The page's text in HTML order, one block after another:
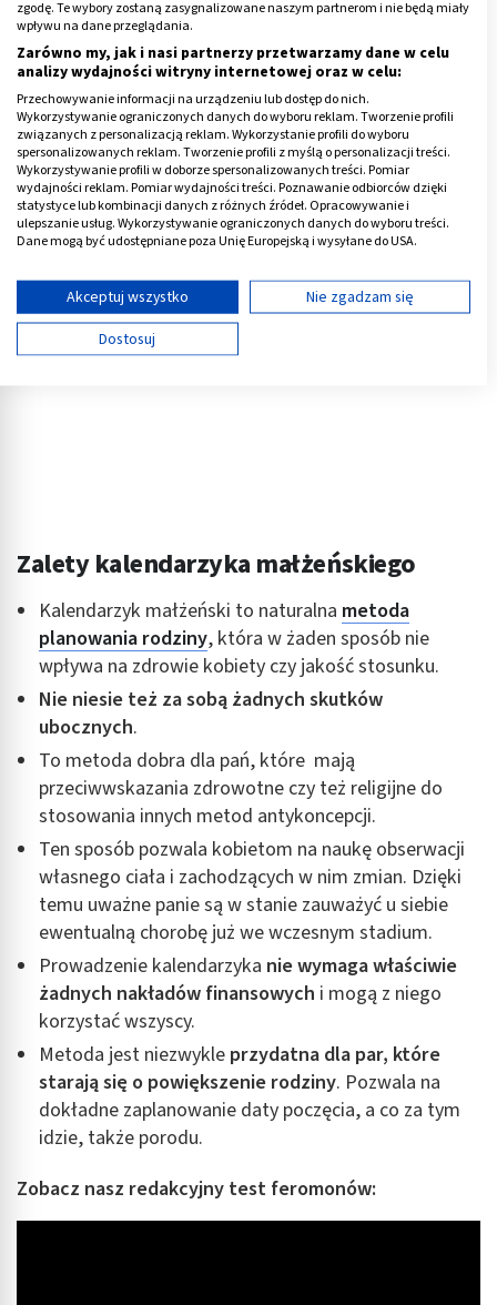
wrażliwy na czynniki zewnętrzne, dlatego na pracę
cyklu mogą wpływać przeziębienia, stres, podróże
czy bezsenność.
Nigdy nie ma więc stuprocentowej pewności co do dnia
owulacji.
Reklama
Zalety kalendarzyka małżeńskiego
Kalendarzyk małżeński to naturalna metoda
planowania rodziny, która w żaden sposób nie
wpływa na zdrowie kobiety czy jakość stosunku.
Nie niesie też za sobą żadnych skutków
ubocznych.
To metoda dobra dla pań, które mają
przeciwwskazania zdrowotne czy też religijne do
stosowania innych metod antykoncepcji.
Ten sposób pozwala kobietom na naukę obserwacji
własnego ciała i zachodzących w nim zmian. Dzięki
temu uważne panie są w stanie zauważyć u siebie
ewentualną chorobę już we wczesnym stadium.
Prowadzenie kalendarzyka nie wymaga właściwie
żadnych nakładów finansowych i mogą z niego
korzystać wszyscy.
Metoda jest niezwykle przydatna dla par, które
starają się o powiększenie rodziny. Pozwala na
dokładne zaplanowanie daty poczęcia, a co za tym
idzie, także porodu.
Zobacz nasz redakcyjny test feromonów:
zgodę. Te wybory zostaną zasygnalizowane naszym partnerom i nie będą miały
wpływu na dane przeglądania.
Zarówno my, jak i nasi partnerzy przetwarzamy dane w celu
analizy wydajności witryny internetowej oraz w celu:
Przechowywanie informacji na urządzeniu lub dostęp do nich.
Wykorzystywanie ograniczonych danych do wyboru reklam. Tworzenie profili
związanych z personalizacją reklam. Wykorzystanie profili do wyboru
spersonalizowanych reklam. Tworzenie profili z myślą o personalizacji treści.
Wykorzystywanie profili w doborze spersonalizowanych treści. Pomiar
wydajności reklam. Pomiar wydajności treści. Poznawanie odbiorców dzięki
statystyce lub kombinacji danych z różnych źródeł. Opracowywanie i
ulepszanie usług. Wykorzystywanie ograniczonych danych do wyboru treści.
Dane mogą być udostępniane poza Unię Europejską i wysyłane do USA.
Wyświetl listę partnerów (11 dostawców IAB)
Używamy Twoich danych w następujących celach:
Cele przetwarzania IAB:
Wykorzystanie profili do wyboru
spersonalizowanych reklam
Tworzenie profili w celu personalizacji treści
Wykorzystywanie profili w celu doboru
spersonalizowanych treści
Pomiar efektywności reklam
Pomiar efektywności treści
Rozumienie odbiorców dzięki statystyce lub
kombinacji danych z różnych źródeł
Rozwój i ulepszanie usług
Wykorzystywanie ograniczonych danych do
wyboru treści
Funkcje specjalne IAB:
Użycie dokładnych danych geolokalizacyjnych
Identyfikowanie urządzeń na podstawie
aktywnie żądanych informacji
Cele przetwarzania inne niż IAB:
Niezbędne
Wydajność (Performance)
Akceptuj wszystko
Nie zgadzam się
Dostosuj